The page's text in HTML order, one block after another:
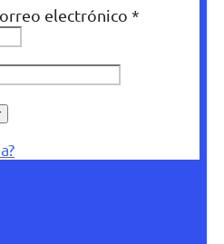
electrónico *